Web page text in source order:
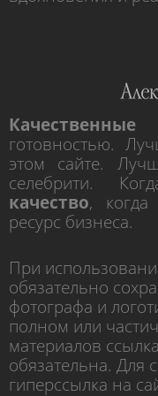
Качественные
готовностью.
этом сайте.
селебрити.
качество, когда
ресурс бизнеса.
При
обязательно
фотографа и
полном или
материалов
обязательна. Для
гиперссылка на